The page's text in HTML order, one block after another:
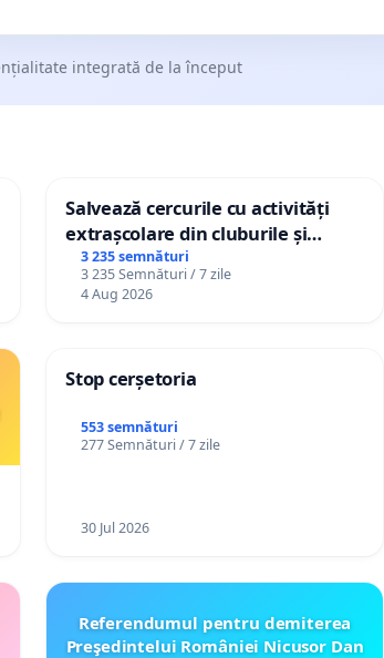
integrată de la început
Salvează cercurile cu activități
extrașcolare din cluburile și
palatele copiilor
3 235 semnături
3 235 Semnături / 7 zile
4 Aug 2026
Stop cerșetoria
553 semnături
277 Semnături / 7 zile
30 Jul 2026
Referendumul pentru demiterea
Preşedintelui României Nicusor Dan